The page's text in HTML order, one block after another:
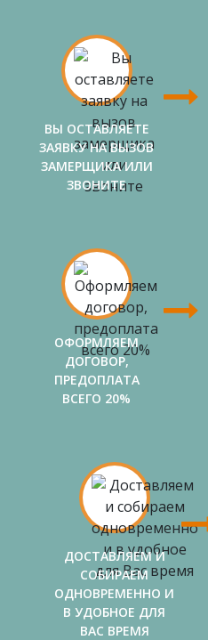
ВЫ ОСТАВЛЯЕТЕ
ЗАЯВКУ НА ВЫЗОВ
ЗАМЕРЩИКА ИЛИ
ЗВОНИТЕ
ОФОРМЛЯЕМ
ДОГОВОР,
ПРЕДОПЛАТА
ВСЕГО 20%
ДОСТАВЛЯЕМ И
СОБИРАЕМ
ОДНОВРЕМЕННО И
В УДОБНОЕ ДЛЯ
ВАС ВРЕМЯ